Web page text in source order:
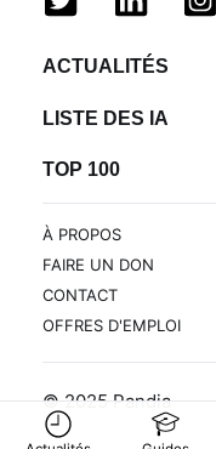
ACTUALITÉS
LISTE DES IA
TOP 100
À PROPOS
FAIRE UN DON
CONTACT
OFFRES D'EMPLOI
© 2025 Pandia